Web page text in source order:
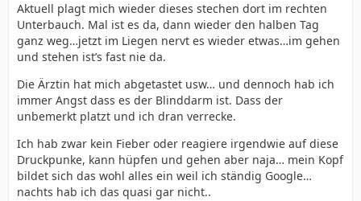
Aktuell plagt mich wieder dieses stechen dort im rechten
Unterbauch. Mal ist es da, dann wieder den halben Tag
ganz weg…jetzt im Liegen nervt es wieder etwas…im gehen
und stehen ist’s fast nie da.
Die Ärztin hat mich abgetastet usw… und dennoch hab ich
immer Angst dass es der Blinddarm ist. Dass der
unbemerkt platzt und ich dran verrecke.
Ich hab zwar kein Fieber oder reagiere irgendwie auf diese
Druckpunke, kann hüpfen und gehen aber naja… mein Kopf
bildet sich das wohl alles ein weil ich ständig Google…
nachts hab ich das quasi gar nicht..